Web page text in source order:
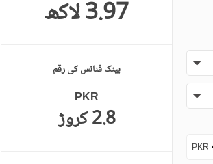
PKR
3.97 لاکھ
بینک فنانس کی رقم
PKR
2.8 کروڑ